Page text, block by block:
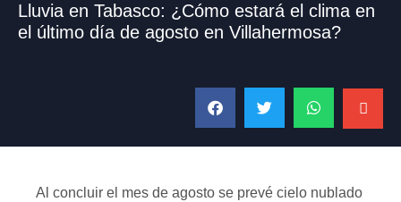
Lluvia en Tabasco: ¿Cómo estará el clima en
el último día de agosto en Villahermosa?
Al concluir el mes de agosto se prevé cielo nublado